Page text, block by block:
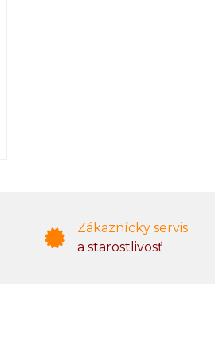
Zákaznícky servis
a starostlivosť